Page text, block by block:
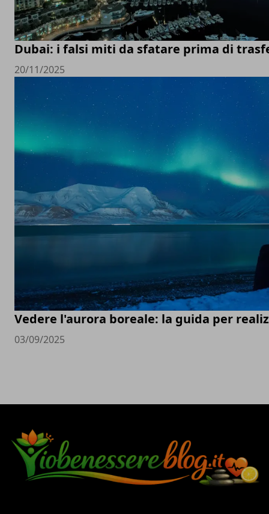
Dubai: i falsi miti da sfatare prima di
20/11/2025
Vedere l'aurora boreale: la guida per
03/09/2025